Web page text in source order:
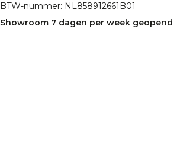
BTW-nummer: NL858912661B01
Showroom 7 dagen per week geopend